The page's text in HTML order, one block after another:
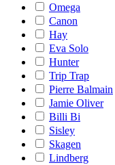
Omega
Canon
Hay
Eva Solo
Hunter
Trip Trap
Pierre Balmain
Jamie Oliver
Billi Bi
Sisley
Skagen
Lindberg